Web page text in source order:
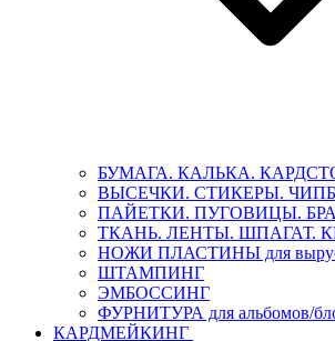
БУМАГА. КАЛЬКА.
ВЫСЕЧКИ. СТИКЕРЫ.
ПАЙЕТКИ. ПУГОВИЦЫ.
ТКАНЬ. ЛЕНТЫ. ШПАГАТ.
НОЖИ ПЛАСТИНЫ для
ШТАМПИНГ
ЭМБОССИНГ
ФУРНИТУРА для альбомов/
КАРДМЕЙКИНГ